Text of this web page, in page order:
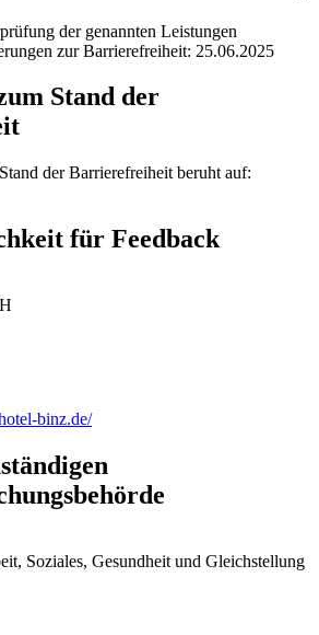
der genannten Leistungen
zur Barrierefreiheit: 25.06.2025
Stand der
der Barrierefreiheit beruht auf:
für Feedback
binz.de/
Soziales, Gesundheit und Gleichstellung